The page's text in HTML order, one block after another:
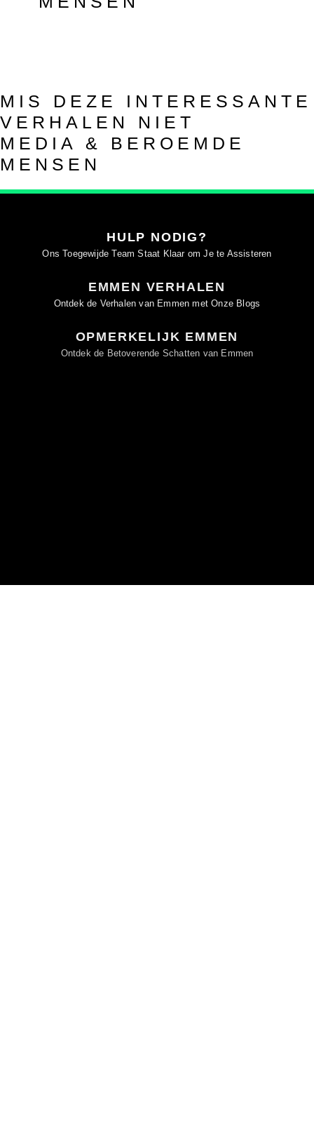
MIS DEZE INTERESSANTE
VERHALEN NIET
MEDIA & BEROEMDE
MENSEN
HULP NODIG?
Ons Toegewijde Team Staat Klaar om Je te Assisteren
EMMEN VERHALEN
Ontdek de Verhalen van Emmen met Onze Blogs
OPMERKELIJK EMMEN
Ontdek de Betoverende Schatten van Emmen